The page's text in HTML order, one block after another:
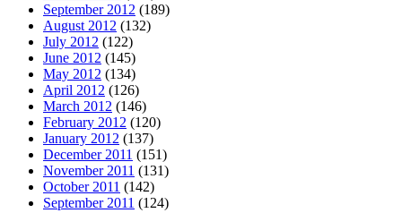
September 2012 (189)
August 2012 (132)
July 2012 (122)
June 2012 (145)
May 2012 (134)
April 2012 (126)
March 2012 (146)
February 2012 (120)
January 2012 (137)
December 2011 (151)
November 2011 (131)
October 2011 (142)
September 2011 (124)